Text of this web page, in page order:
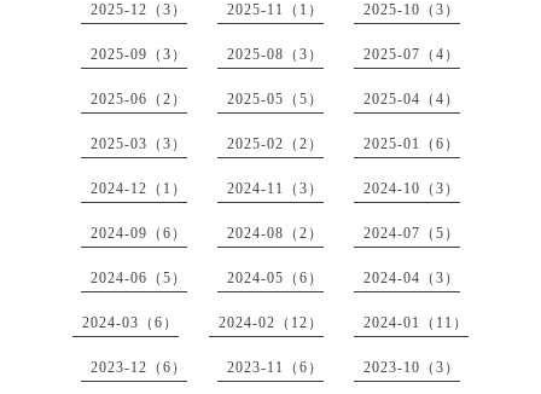
2025-12（3） 2025-11（1） 2025-10（3）
2025-09（3） 2025-08（3） 2025-07（4）
2025-06（2） 2025-05（5） 2025-04（4）
2025-03（3） 2025-02（2） 2025-01（6）
2024-12（1） 2024-11（3） 2024-10（3）
2024-09（6） 2024-08（2） 2024-07（5）
2024-06（5） 2024-05（6） 2024-04（3）
2024-03（6） 2024-02（12） 2024-01（11）
2023-12（6） 2023-11（6） 2023-10（3）